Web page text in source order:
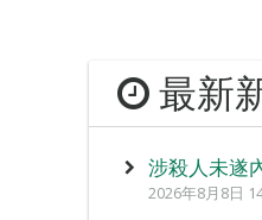
最新
涉殺人未遂
2026年8月8日